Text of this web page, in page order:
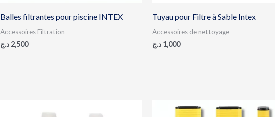
Balles filtrantes pour piscine INTEX
Accessoires Filtration
2,500 د.ج
Tuyau pour Filtre à Sable Intex
Accessoires de nettoyage
1,000 د.ج